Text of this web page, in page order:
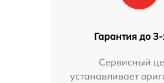
Гарантия до 3-
Сервисный
устанавливает